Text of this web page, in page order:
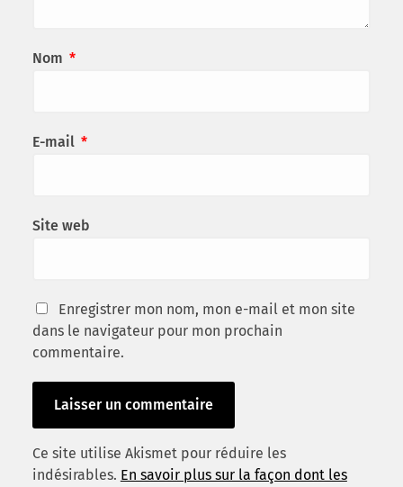
Nom *
E-mail *
Site web
Enregistrer mon nom, mon e-mail et mon site
dans le navigateur pour mon prochain
commentaire.
Ce site utilise Akismet pour réduire les
indésirables. En savoir plus sur la façon dont les